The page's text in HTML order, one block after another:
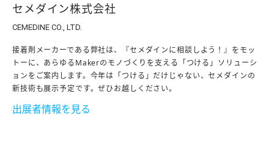
セメダイン株式会社
CEMEDINE CO., LTD.
接着剤メーカーである弊社は、『セメダインに相談しよう！』をモッ
トーに、あらゆるMakerのモノづくりを支える「つける」ソリューシ
ョンをご案内します。今年は「つける」だけじゃない、セメダインの
新技術も展示予定です。ぜひお越しください。
出展者情報を見る